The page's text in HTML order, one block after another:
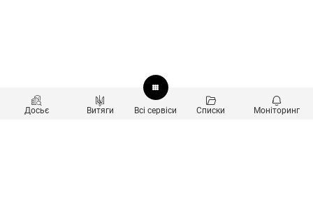
Досьє Витяги Всі сервіси Списки Моніторинг